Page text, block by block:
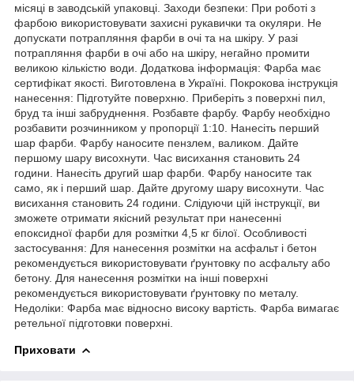
місяці в заводській упаковці. Заходи безпеки: При роботі з
фарбою використовувати захисні рукавички та окуляри. Не
допускати потрапляння фарби в очі та на шкіру. У разі
потрапляння фарби в очі або на шкіру, негайно промити
великою кількістю води. Додаткова інформація: Фарба має
сертифікат якості. Виготовлена в Україні. Покрокова інструкція
нанесення: Підготуйте поверхню. Приберіть з поверхні пил,
бруд та інші забруднення. Розбавте фарбу. Фарбу необхідно
розбавити розчинником у пропорції 1:10. Нанесіть перший
шар фарби. Фарбу наносите пензлем, валиком. Дайте
першому шару висохнути. Час висихання становить 24
години. Нанесіть другий шар фарби. Фарбу наносите так
само, як і перший шар. Дайте другому шару висохнути. Час
висихання становить 24 години. Слідуючи цій інструкції, ви
зможете отримати якісний результат при нанесенні
епоксидної фарби для розмітки 4,5 кг білої. Особливості
застосування: Для нанесення розмітки на асфальт і бетон
рекомендується використовувати ґрунтовку по асфальту або
бетону. Для нанесення розмітки на інші поверхні
рекомендується використовувати ґрунтовку по металу.
Недоліки: Фарба має відносно високу вартість. Фарба вимагає
ретельної підготовки поверхні.
Приховати